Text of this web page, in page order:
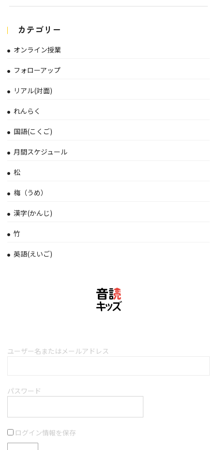
カテゴリー
オンライン授業
フォローアップ
リアル(対面)
れんらく
国語(こくご)
月間スケジュール
松
梅（うめ）
漢字(かんじ)
竹
英語(えいご)
ユーザー名またはメールアドレス
パスワード
ログイン情報を保存